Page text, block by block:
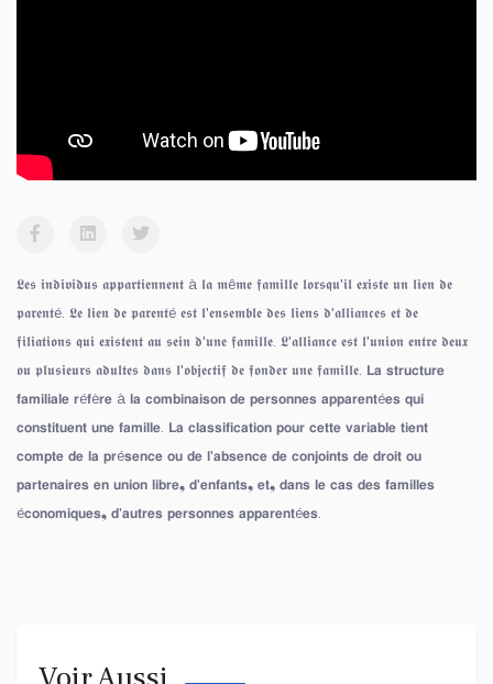
𝕷𝖊𝖘 𝖎𝖓𝖉𝖎𝖛𝖎𝖉𝖚𝖘 𝖆𝖕𝖕𝖆𝖗𝖙𝖎𝖊𝖓𝖓𝖊𝖓𝖙 à 𝖑𝖆 𝖒ê𝖒𝖊 𝖋𝖆𝖒𝖎𝖑𝖑𝖊 𝖑𝖔𝖗𝖘𝖖𝖚'𝖎𝖑 𝖊𝖝𝖎𝖘𝖙𝖊 𝖚𝖓 𝖑𝖎𝖊𝖓 𝖉𝖊
𝖕𝖆𝖗𝖊𝖓𝖙é. 𝕷𝖊 𝖑𝖎𝖊𝖓 𝖉𝖊 𝖕𝖆𝖗𝖊𝖓𝖙é 𝖊𝖘𝖙 𝖑'𝖊𝖓𝖘𝖊𝖒𝖇𝖑𝖊 𝖉𝖊𝖘 𝖑𝖎𝖊𝖓𝖘 𝖉'𝖆𝖑𝖑𝖎𝖆𝖓𝖈𝖊𝖘 𝖊𝖙 𝖉𝖊
𝖋𝖎𝖑𝖎𝖆𝖙𝖎𝖔𝖓𝖘 𝖖𝖚𝖎 𝖊𝖝𝖎𝖘𝖙𝖊𝖓𝖙 𝖆𝖚 𝖘𝖊𝖎𝖓 𝖉'𝖚𝖓𝖊 𝖋𝖆𝖒𝖎𝖑𝖑𝖊. 𝕷'𝖆𝖑𝖑𝖎𝖆𝖓𝖈𝖊 𝖊𝖘𝖙 𝖑'𝖚𝖓𝖎𝖔𝖓 𝖊𝖓𝖙𝖗𝖊 𝖉𝖊𝖚𝖝
𝖔𝖚 𝖕𝖑𝖚𝖘𝖎𝖊𝖚𝖗𝖘 𝖆𝖉𝖚𝖑𝖙𝖊𝖘 𝖉𝖆𝖓𝖘 𝖑'𝖔𝖇𝖏𝖊𝖈𝖙𝖎𝖋 𝖉𝖊 𝖋𝖔𝖓𝖉𝖊𝖗 𝖚𝖓𝖊 𝖋𝖆𝖒𝖎𝖑𝖑𝖊. 𝗟𝗮 𝘀𝘁𝗿𝘂𝗰𝘁𝘂𝗿𝗲
𝗳𝗮𝗺𝗶𝗹𝗶𝗮𝗹𝗲 𝗿é𝗳è𝗿𝗲 à 𝗹𝗮 𝗰𝗼𝗺𝗯𝗶𝗻𝗮𝗶𝘀𝗼𝗻 𝗱𝗲 𝗽𝗲𝗿𝘀𝗼𝗻𝗻𝗲𝘀 𝗮𝗽𝗽𝗮𝗿𝗲𝗻𝘁é𝗲𝘀 𝗾𝘂𝗶
𝗰𝗼𝗻𝘀𝘁𝗶𝘁𝘂𝗲𝗻𝘁 𝘂𝗻𝗲 𝗳𝗮𝗺𝗶𝗹𝗹𝗲. 𝗟𝗮 𝗰𝗹𝗮𝘀𝘀𝗶𝗳𝗶𝗰𝗮𝘁𝗶𝗼𝗻 𝗽𝗼𝘂𝗿 𝗰𝗲𝘁𝘁𝗲 𝘃𝗮𝗿𝗶𝗮𝗯𝗹𝗲 𝘁𝗶𝗲𝗻𝘁
𝗰𝗼𝗺𝗽𝘁𝗲 𝗱𝗲 𝗹𝗮 𝗽𝗿é𝘀𝗲𝗻𝗰𝗲 𝗼𝘂 𝗱𝗲 𝗹'𝗮𝗯𝘀𝗲𝗻𝗰𝗲 𝗱𝗲 𝗰𝗼𝗻𝗷𝗼𝗶𝗻𝘁𝘀 𝗱𝗲 𝗱𝗿𝗼𝗶𝘁 𝗼𝘂
𝗽𝗮𝗿𝘁𝗲𝗻𝗮𝗶𝗿𝗲𝘀 𝗲𝗻 𝘂𝗻𝗶𝗼𝗻 𝗹𝗶𝗯𝗿𝗲❟ 𝗱'𝗲𝗻𝗳𝗮𝗻𝘁𝘀❟ 𝗲𝘁❟ 𝗱𝗮𝗻𝘀 𝗹𝗲 𝗰𝗮𝘀 𝗱𝗲𝘀 𝗳𝗮𝗺𝗶𝗹𝗹𝗲𝘀
é𝗰𝗼𝗻𝗼𝗺𝗶𝗾𝘂𝗲𝘀❟ 𝗱'𝗮𝘂𝘁𝗿𝗲𝘀 𝗽𝗲𝗿𝘀𝗼𝗻𝗻𝗲𝘀 𝗮𝗽𝗽𝗮𝗿𝗲𝗻𝘁é𝗲𝘀.